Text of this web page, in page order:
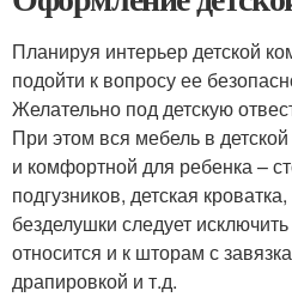
Планируя интерьер детской
подойти к вопросу ее
Желательно под детскую
При этом вся мебель в
и комфортной для ребенка –
подгузников, детская
безделушки следует
относится и к шторам с
драпировкой и т.д.